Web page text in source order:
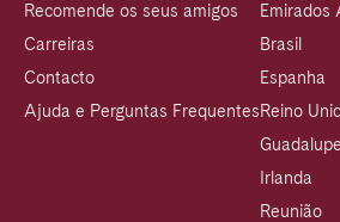
Recomende os seus amigos
Carreiras
Contacto
Ajuda e Perguntas Frequentes
Emirados
Brasil
Espanha
Reino
Guadalupe
Irlanda
Reunião